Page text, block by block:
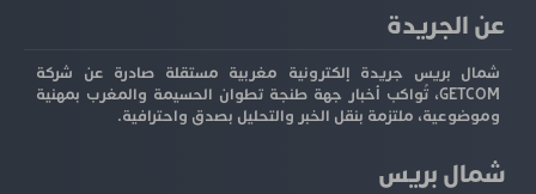
عن الجريدة
شمال بريس جريدة إلكترونية مغربية مستقلة صادرة عن شركة
GETCOM، تُواكب أخبار جهة طنجة تطوان الحسيمة والمغرب بمهنية
وموضوعية، ملتزمة بنقل الخبر والتحليل بصدق واحترافية.
شمال بريس